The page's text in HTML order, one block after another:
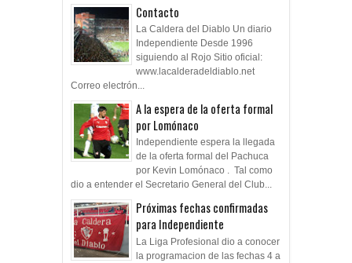
Contacto
La Caldera del Diablo Un diario
Independiente Desde 1996
siguiendo al Rojo Sitio oficial:
www.lacalderadeldiablo.net
Correo electrón...
A la espera de la oferta formal
por Lomónaco
Independiente espera la llegada
de la oferta formal del Pachuca
por Kevin Lomónaco . Tal como
dio a entender el Secretario General del Club...
Próximas fechas confirmadas
para Independiente
La Liga Profesional dio a conocer
la programacion de las fechas 4 a